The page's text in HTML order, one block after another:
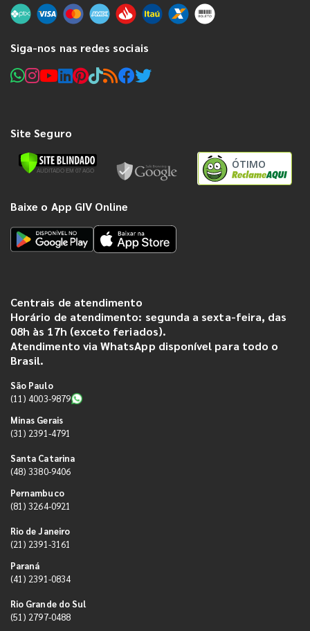
Siga-nos nas redes sociais
Site Seguro
ÓTIMO
Baixe o App GIV Online
Centrais de atendimento
Horário de atendimento: segunda a sexta-feira, das
08h às 17h (exceto feriados).
Atendimento via WhatsApp disponível para todo o
Brasil.
São Paulo
(11) 4003-9879
Minas Gerais
(31) 2391-4791
Santa Catarina
(48) 3380-9406
Pernambuco
(81) 3264-0921
Rio de Janeiro
(21) 2391-3161
Paraná
(41) 2391-0834
Rio Grande do Sul
(51) 2797-0488